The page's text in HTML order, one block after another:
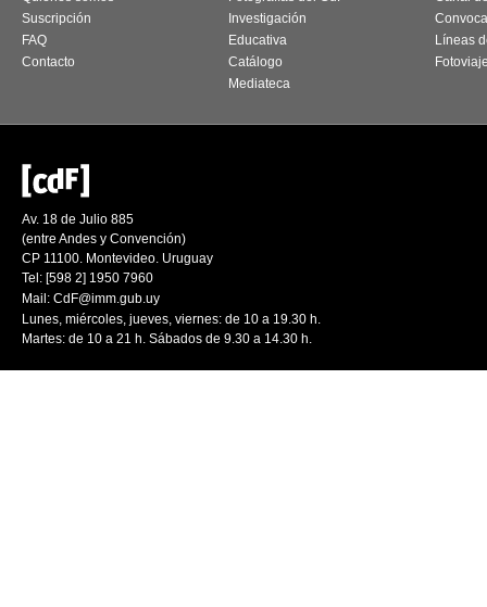
Suscripción
FAQ
Contacto
Investigación
Educativa
Catálogo
Mediateca
Líneas
Av. 18 de Julio 885
(entre Andes y Convención)
CP 11100. Montevideo. Uruguay
Tel: [598 2] 1950 7960
Mail: CdF@imm.gub.uy
Lunes, miércoles, jueves, viernes: de 10 a 19.30 h.
Martes: de 10 a 21 h. Sábados de 9.30 a 14.30 h.